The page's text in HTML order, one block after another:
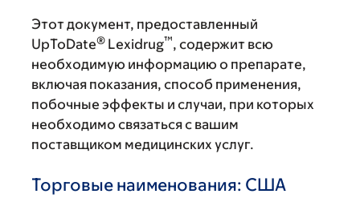
Этот документ, предоставленный
UpToDate® Lexidrug™, содержит всю
необходимую информацию о препарате,
включая показания, способ применения,
побочные эффекты и случаи, при которых
необходимо связаться с вашим
поставщиком медицинских услуг.
Торговые наименования: США